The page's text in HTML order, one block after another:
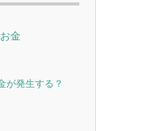
金
が発生する？